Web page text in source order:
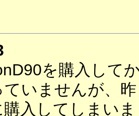
を購入して
ていませんが、
購入してしまい